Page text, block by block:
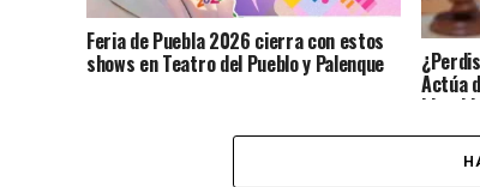
Feria de Puebla 2026 cierra con estos
shows en Teatro del Pueblo y Palenque
Actúa